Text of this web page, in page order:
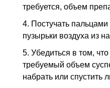
требуется, объем
4. Постучать
пузырьки воздуха из
5. Убедиться в том,
требуемый объем
набрать или спустить